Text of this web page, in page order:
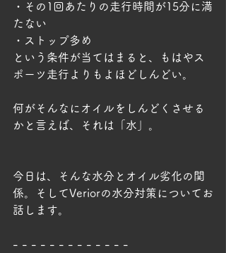
・その1回あたりの走行時間が15分に満
たない
・ストップ多め
という条件が当てはまると、もはやス
ポーツ走行よりもよほどしんどい。
何がそんなにオイルをしんどくさせる
かと言えば、それは「水」。
今日は、そんな水分とオイル劣化の関
係。そしてVeriorの水分対策についてお
話します。
- - - - - - - - - - - - -